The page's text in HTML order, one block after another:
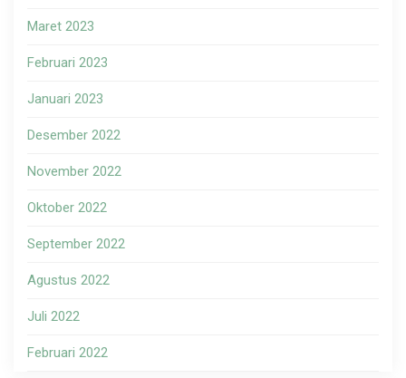
Maret 2023
Februari 2023
Januari 2023
Desember 2022
November 2022
Oktober 2022
September 2022
Agustus 2022
Juli 2022
Februari 2022